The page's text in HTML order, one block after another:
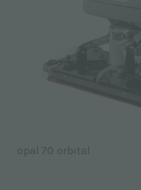
opal 70 orbital